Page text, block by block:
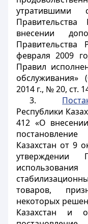
утратившими
внесении
Правительства
февраля 2009
Правил
обслуживания»
2014 г., № 20, ст.
3.
Республики
412 «О
Казахстан от 9
утверждении
товаров,
некоторых
Казахстан и